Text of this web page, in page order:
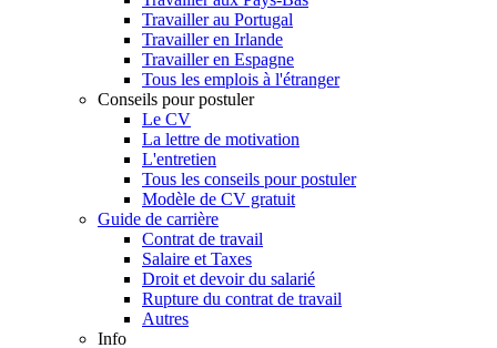
Travailler au Portugal
Travailler en Irlande
Travailler en Espagne
Tous les emplois à l'étranger
Conseils pour postuler
Le CV
La lettre de motivation
L'entretien
Tous les conseils pour postuler
Modèle de CV gratuit
Guide de carrière
Contrat de travail
Salaire et Taxes
Droit et devoir du salarié
Rupture du contrat de travail
Autres
Info